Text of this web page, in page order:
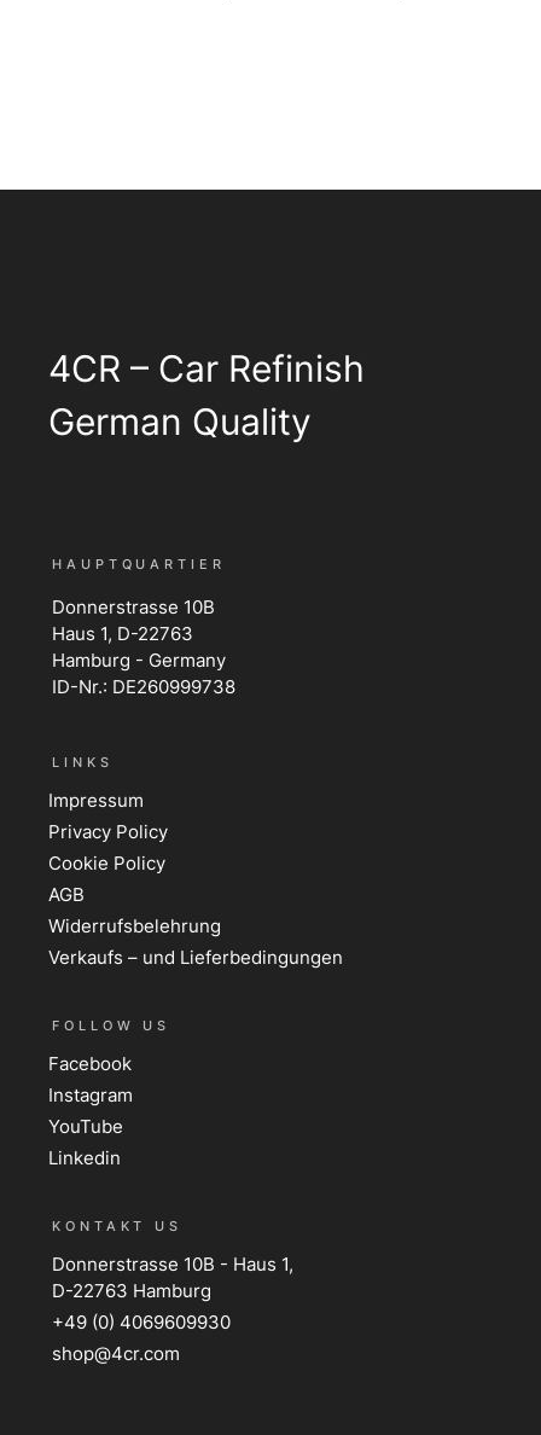
4CR – Car Refinish
German Quality
HAUPTQUARTIER
Donnerstrasse 10B
Haus 1, D-22763
Hamburg - Germany
ID-Nr.: DE260999738
LINKS
Impressum
Privacy Policy
Cookie Policy
AGB
Widerrufsbelehrung
Verkaufs – und Lieferbedingungen
FOLLOW US
Facebook
Instagram
YouTube
Linkedin
KONTAKT US
Donnerstrasse 10B - Haus 1,
D-22763 Hamburg
+49 (0) 4069609930
shop@4cr.com